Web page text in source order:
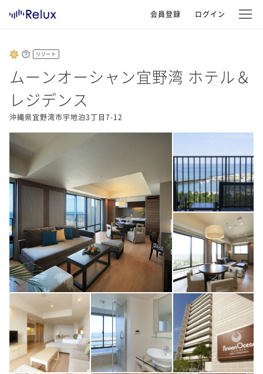
会員登録 ログイン
リゾート
ムーンオーシャン宜野湾 ホテル＆
レジデンス
沖縄県宜野湾市宇地泊3丁目7-12